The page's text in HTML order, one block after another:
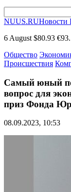
NUUS.RUНовости
6 August $80.93
Общество
Происшествия
Самый юный
вопрос для
приз Фонда
08.09.2023, 10:53